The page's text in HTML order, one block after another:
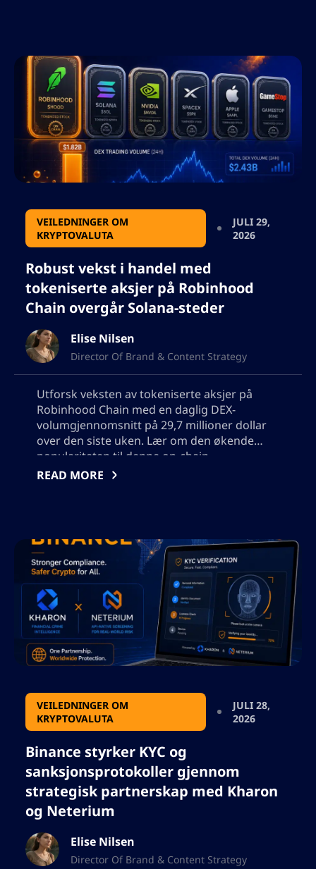
Washington-baserte selskapet.
VEILEDNINGER OM
KRYPTOVALUTA
JULI 29,
2026
Robust vekst i handel med
tokeniserte aksjer på Robinhood
Chain overgår Solana-steder
Elise Nilsen
Director Of Brand & Content Strategy
Utforsk veksten av tokeniserte aksjer på
Robinhood Chain med en daglig DEX-
volumgjennomsnitt på 29,7 millioner dollar
over den siste uken. Lær om den økende
populariteten til denne on-chain
egenkapitalplattformen og dens potensial
anførselstegn, jeg må bruke utdataene i json,
så ikke legg til noen tegn som vil bryte json-
formatet.
READ MORE
VEILEDNINGER OM
KRYPTOVALUTA
JULI 28,
2026
Binance styrker KYC og
sanksjonsprotokoller gjennom
strategisk partnerskap med Kharon
og Neterium
Elise Nilsen
Director Of Brand & Content Strategy